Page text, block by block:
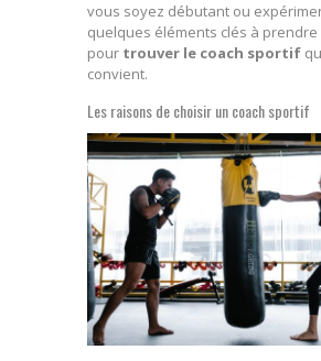
vous soyez débutant ou
quelques éléments clés à prendre
pour trouver le coach sportif
convient.
Les raisons de choisir un coach sportif